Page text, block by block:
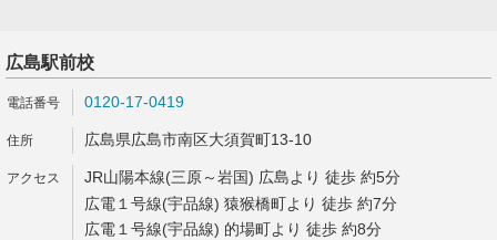
広島駅前校
0120-17-0419
広島県広島市南区大須賀町13-10
JR山陽本線(三原～岩国) 広島より 徒歩 約5分
広電１号線(宇品線) 猿猴橋町より 徒歩 約7分
広電１号線(宇品線) 的場町より 徒歩 約8分